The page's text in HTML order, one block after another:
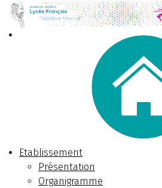
Etablissement
Présentation
Organigramme